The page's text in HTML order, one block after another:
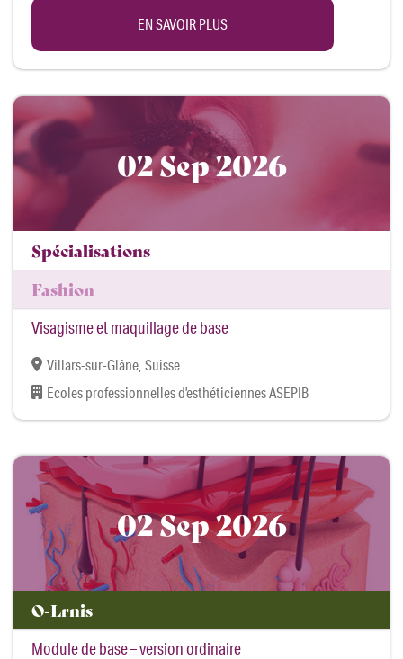
EN SAVOIR PLUS
02 Sep 2026
Spécialisations
Fashion
Visagisme et maquillage de base
Villars-sur-Glâne, Suisse
Ecoles professionnelles d’esthéticiennes ASEPIB
02 Sep 2026
O-Lrnis
Module de base – version ordinaire